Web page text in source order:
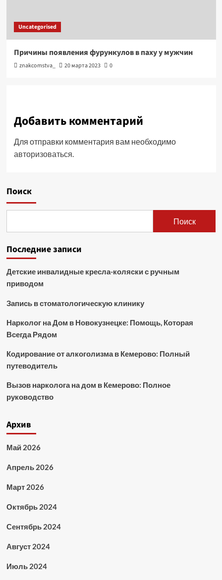
Uncategorised
Причины появления фурункулов в паху у мужчин
znakcomstva_ 20 марта 2023 0
Добавить комментарий
Для отправки комментария вам необходимо
авторизоваться.
Поиск
Поиск
Последние записи
Детские инвалидные кресла-коляски с ручным
приводом
Запись в стоматологическую клинику
Нарколог на Дом в Новокузнецке: Помощь, Которая
Всегда Рядом
Кодирование от алкоголизма в Кемерово: Полный
путеводитель
Вызов нарколога на дом в Кемерово: Полное
руководство
Архив
Май 2026
Апрель 2026
Март 2026
Октябрь 2024
Сентябрь 2024
Август 2024
Июль 2024